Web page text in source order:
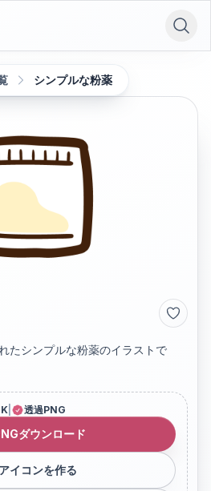
シンプルな粉薬
たシンプルな粉薬のイラストで
透過PNG
ダウンロード
アイコンを作る